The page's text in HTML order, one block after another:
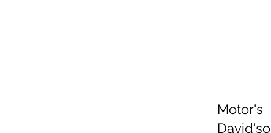
Motor's